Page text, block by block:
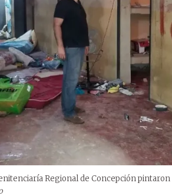
Regional de Concepción